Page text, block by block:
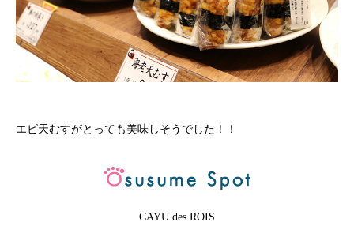
エビ天むすがとっても美味しそうでした！！
CAYU des ROIS